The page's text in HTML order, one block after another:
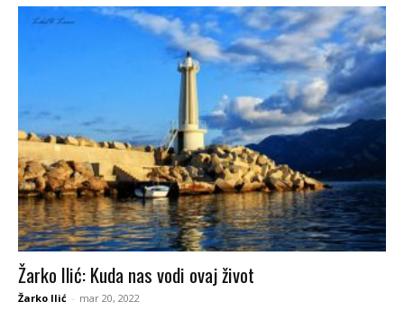
Žarko Ilić: Kuda nas vodi ovaj život
Žarko Ilić - mar 20, 2022